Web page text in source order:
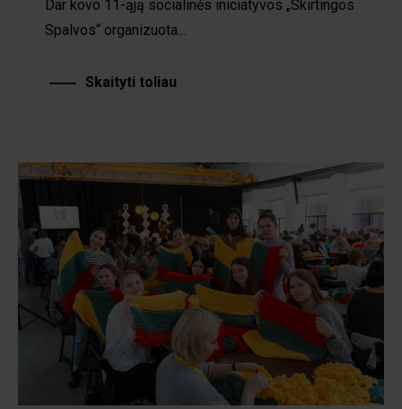
Spalvos“ organizuota...
Skaityti toliau